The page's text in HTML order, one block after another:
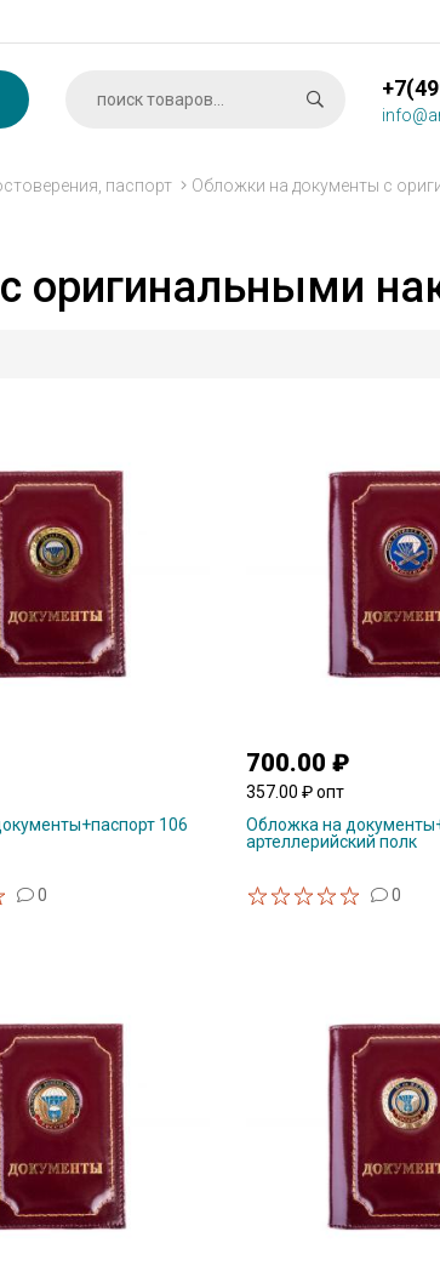
паспорт
Обложки на документы с
оригинальными
106
0
700.00 ₽
357.00 ₽ опт
Обложка на
артеллерийский полк
0